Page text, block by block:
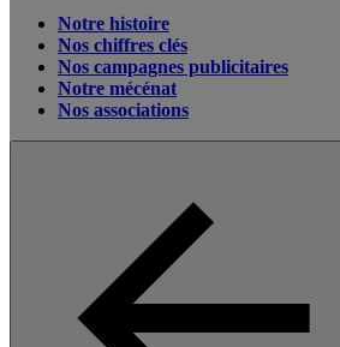
Notre histoire
Nos chiffres clés
Nos campagnes publicitaires
Notre mécénat
Nos associations